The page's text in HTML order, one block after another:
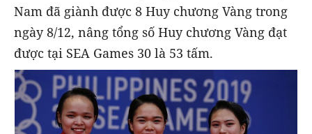
Nam đã giành được 8 Huy chương Vàng trong
ngày 8/12, nâng tổng số Huy chương Vàng đạt
được tại SEA Games 30 là 53 tấm.